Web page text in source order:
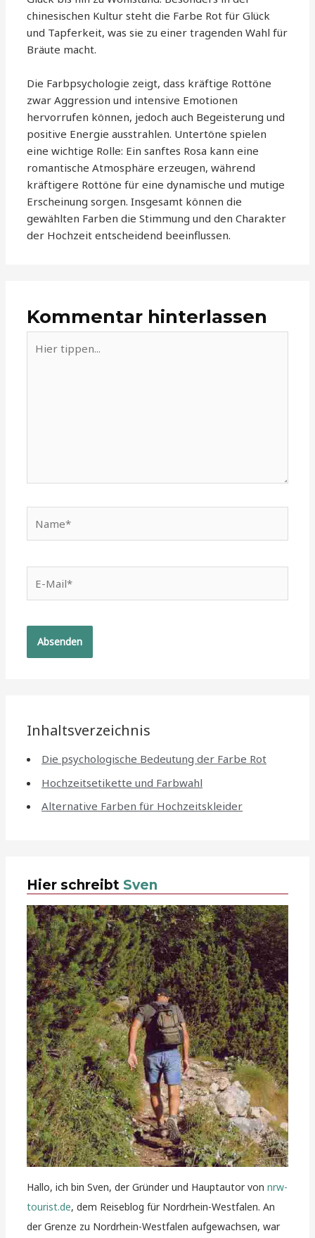
chinesischen Kultur steht die Farbe Rot für Glück
und Tapferkeit, was sie zu einer tragenden Wahl für
Bräute macht.
Die Farbpsychologie zeigt, dass kräftige Rottöne
zwar Aggression und intensive Emotionen
hervorrufen können, jedoch auch Begeisterung und
positive Energie ausstrahlen. Untertöne spielen
eine wichtige Rolle: Ein sanftes Rosa kann eine
romantische Atmosphäre erzeugen, während
kräftigere Rottöne für eine dynamische und mutige
Erscheinung sorgen. Insgesamt können die
gewählten Farben die Stimmung und den Charakter
der Hochzeit entscheidend beeinflussen.
Kommentar hinterlassen
tippen...
Mail*
Inhaltsverzeichnis
Die psychologische Bedeutung der Farbe Rot
Hochzeitsetikette und Farbwahl
Alternative Farben für Hochzeitskleider
Hier schreibt Sven
Hallo, ich bin Sven, der Gründer und Hauptautor vonnrw-
tourist.de, dem Reiseblog für Nordrhein-Westfalen. An
der Grenze zu Nordrhein-Westfalen aufgewachsen, war